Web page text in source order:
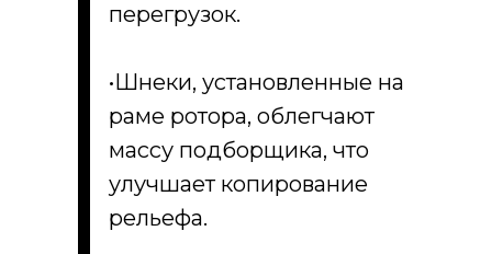
перегрузок.
•Шнеки, установленные на
раме ротора, облегчают
массу подборщика, что
улучшает копирование
рельефа.